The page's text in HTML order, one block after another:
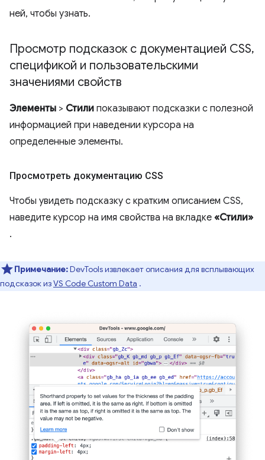
ней, чтобы узнать.
Просмотр подсказок с документацией CSS,
спецификой и пользовательскими
значениями свойств
Элементы > Стили показывают подсказки с полезной
информацией при наведении курсора на
определенные элементы.
Просмотреть документацию CSS
Чтобы увидеть подсказку с кратким описанием CSS,
наведите курсор на имя свойства на вкладке «Стили»
.
Примечание:DevTools извлекает описания для всплывающих
подсказок изVS Code Custom Data .